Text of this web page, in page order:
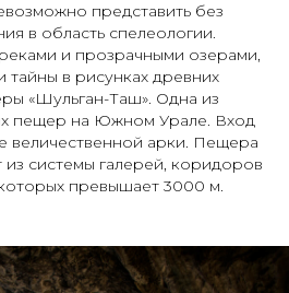
представить без
в область спелеологии.
и прозрачными озерами,
тайны в рисунках древних
«Шульган-Таш». Одна из
пещер на Южном Урале. Вход
величественной арки. Пещера
из системы галерей, коридоров
превышает 3000 м.